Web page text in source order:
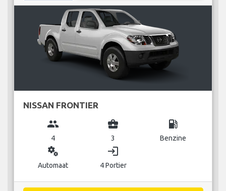
NISSAN FRONTIER
group
4
business_center
3
local_gas_station
Benzine
miscellaneous_services
Automaat
login
4 Portier